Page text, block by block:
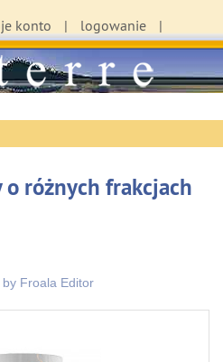
konto logowanie
różnych frakcjach
by Froala Editor